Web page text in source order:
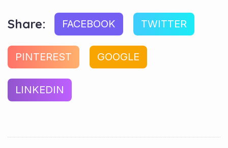
Share: FACEBOOK TWITTER
PINTEREST GOOGLE
LINKEDIN